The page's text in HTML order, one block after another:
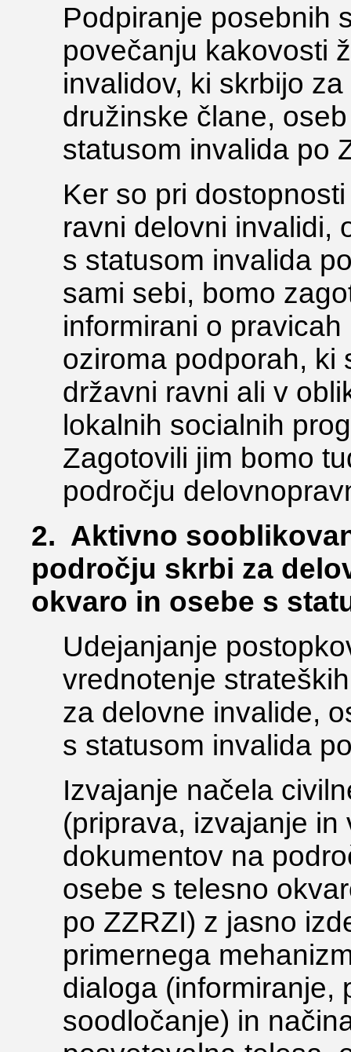
Podpiranje posebnih
povečanju kakovosti
invalidov, ki skrbijo
družinske člane,
statusom invalida po
Ker so pri
ravni delovni invalidi,
s statusom invalida
sami sebi, bomo
informirani o
oziroma podporah, ki
državni ravni ali v
lokalnih socialnih
Zagotovili jim bomo
področju
2. Aktivno
področju skrbi za
okvaro in osebe s
Udejanjanje
vrednotenje
za delovne invalide,
s statusom invalida
Izvajanje načela
(priprava, izvajanje
dokumentov na
osebe s telesno
po ZZRZI) z jasno
primernega
dialoga (informiranje,
soodločanje) in